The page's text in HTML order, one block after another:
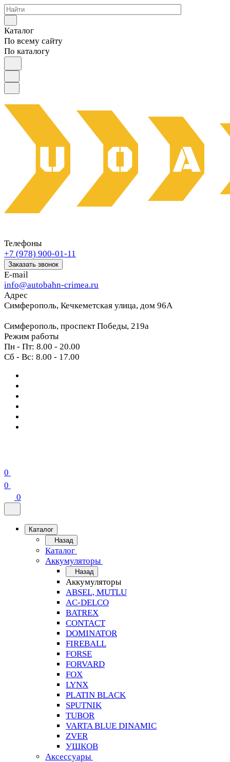
Каталог
По всему сайту
По каталогу
Телефоны
+7 (978) 900-01-11
Заказать звонок
E-mail
info@autobahn-crimea.ru
Адрес
Симферополь, Кечкеметская улица, дом 96А
Симферополь, проспект Победы, 219а
Режим работы
Пн - Пт: 8.00 - 20.00
Сб - Вс: 8.00 - 17.00
0
0
0
Каталог
Назад
Каталог
Аккумуляторы
Назад
Аккумуляторы
ABSEL, MUTLU
AC-DELCO
BATREX
CONTACT
DOMINATOR
FIREBALL
FORSE
FORVARD
FOX
LYNX
PLATIN BLACK
SPUTNIK
TUBOR
VARTA BLUE DINAMIC
ZVER
УШКОВ
Аксессуары